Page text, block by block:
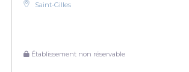
Saint-Gilles
Établissement non réservable